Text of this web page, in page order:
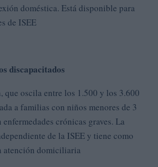
doméstica. Está disponible para
de ISEE
discapacitados
que oscila entre los 1.500 y los 3.600
a familias con niños menores de 3
enfermedades crónicas graves. La
de la ISEE y tiene como
atención domiciliaria